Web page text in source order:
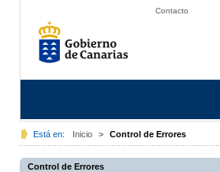
Contacto
Está en: Inicio > Control de Errores
Control de Errores